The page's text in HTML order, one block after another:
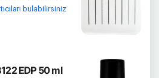
bulabilirsiniz
EDP 50 ml